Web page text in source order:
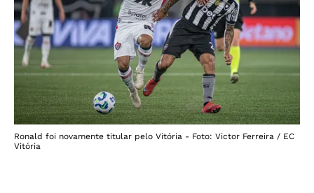
Ronald foi novamente titular pelo Vitória - Foto: Victor Ferreira / EC
Vitória